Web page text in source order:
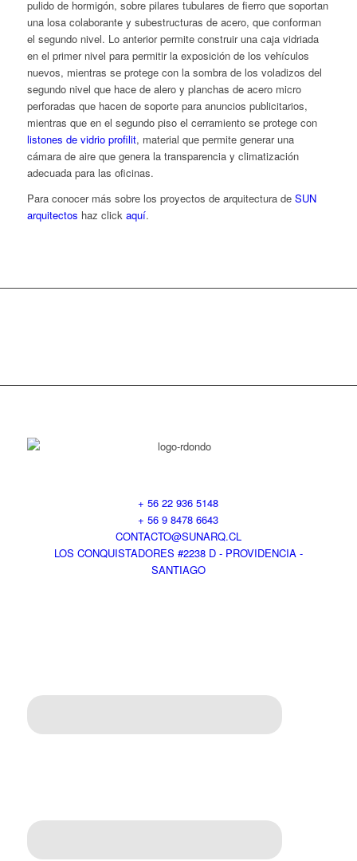
pulido de hormigón, sobre pilares tubulares de fierro que soportan
una losa colaborante y subestructuras de acero, que conforman
el segundo nivel. Lo anterior permite construir una caja vidriada
en el primer nivel para permitir la exposición de los vehículos
nuevos, mientras se protege con la sombra de los voladizos del
segundo nivel que hace de alero y planchas de acero micro
perforadas que hacen de soporte para anuncios publicitarios,
mientras que en el segundo piso el cerramiento se protege con
listones de vidrio profilit, material que permite generar una
cámara de aire que genera la transparencia y climatización
adecuada para las oficinas.
Para conocer más sobre los proyectos de arquitectura de SUN
arquitectos haz click aquí.
+ 56 22 936 5148
+ 56 9 8478 6643
CONTACTO@SUNARQ.CL
LOS CONQUISTADORES #2238 D - PROVIDENCIA -
SANTIAGO